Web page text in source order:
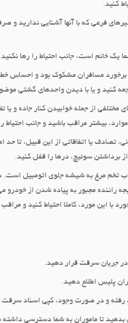
کنید.
فرعی که با آنها آشنایی ندارید و
یک خانم است، جانب احتیاط را رها نکنید.
برخورد مسافران مشکوک بود و احساس
کنید و یا با دیدن واحدهای گشتی
از جمله خوابیدن کنار جاده و یا
بیشتر مراقب باشید و جانب احتیاط
تصادف یا اتفاقاتی از این قبیل، تا
برداشتن سوئیچ، درها را قفل کنید.
تخم ‌مرغ به شیشه جلوی اتومبیل است.
راننده مجبور به پیاده شدن از
با این مورد، کاملا احتیاط کنید و
پلیس اطلاع دهید.
و در صورت وجود، کپی اسناد سرقت
تا ماموران به شما دسترسی داشته